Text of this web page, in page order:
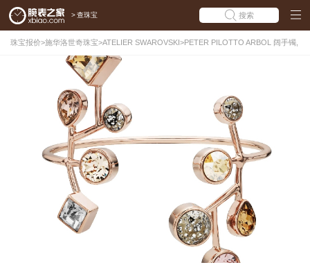
> 查珠宝 搜索
珠宝报价>施华洛世奇珠宝>ATELIER SWAROVSKI>PETER PILOTTO ARBOL 阔手镯,
彩色设计, 镀玫瑰金色